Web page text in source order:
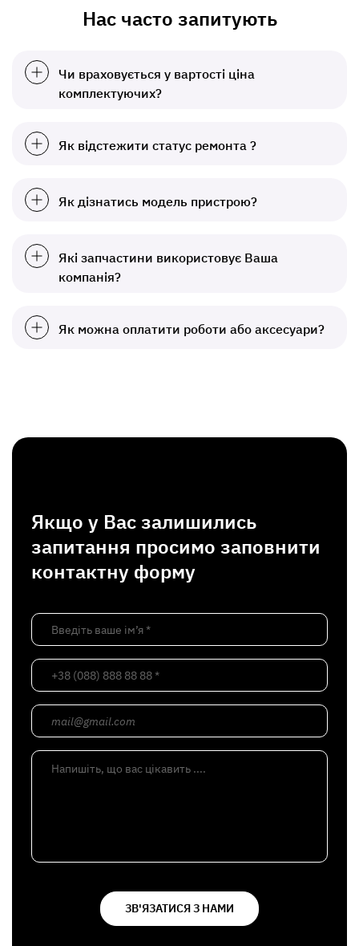
Нас часто запитують
Чи враховується у вартості ціна
комплектуючих?
Як відстежити статус ремонта ?
Як дізнатись модель пристрою?
Які запчастини використовує Ваша
компанія?
Як можна оплатити роботи або аксесуари?
Якщо у Вас залишились
запитання просимо заповнити
контактну форму
Введіть ваше ім’я *
+38 (088) 888 88 88 *
mail@gmail.com
Напишіть, що вас цікавить ....
ЗВ'ЯЗАТИСЯ З НАМИ